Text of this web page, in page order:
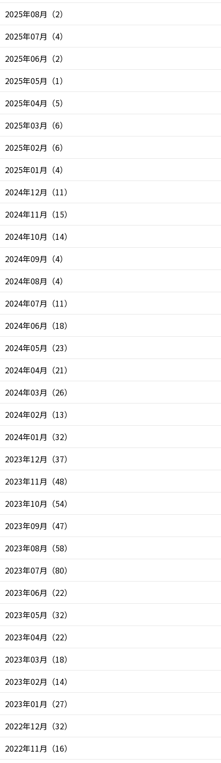
2025年08月 （2）
2025年07月 （4）
2025年06月 （2）
2025年05月 （1）
2025年04月 （5）
2025年03月 （6）
2025年02月 （6）
2025年01月 （4）
2024年12月 （11）
2024年11月 （15）
2024年10月 （14）
2024年09月 （4）
2024年08月 （4）
2024年07月 （11）
2024年06月 （18）
2024年05月 （23）
2024年04月 （21）
2024年03月 （26）
2024年02月 （13）
2024年01月 （32）
2023年12月 （37）
2023年11月 （48）
2023年10月 （54）
2023年09月 （47）
2023年08月 （58）
2023年07月 （80）
2023年06月 （22）
2023年05月 （32）
2023年04月 （22）
2023年03月 （18）
2023年02月 （14）
2023年01月 （27）
2022年12月 （32）
2022年11月 （16）